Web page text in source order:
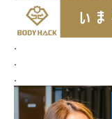
.
.
.